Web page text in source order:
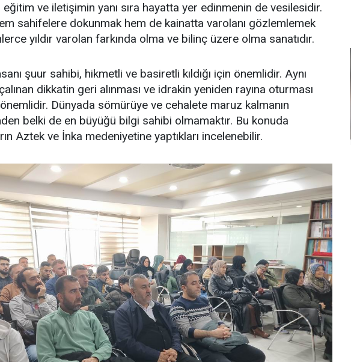
ve iletişimin yanı sıra hayatta yer edinmenin de vesilesidir.
sahifelere dokunmak hem de kainatta varolanı gözlemlemek
yıldır varolan farkında olma ve bilinç üzere olma sanatıdır.
şuur sahibi, hikmetli ve basiretli kıldığı için önemlidir. Aynı
dikkatin geri alınması ve idrakin yeniden rayına oturması
önemlidir. Dünyada sömürüye ve cehalete maruz kalmanın
belki de en büyüğü bilgi sahibi olmamaktır. Bu konuda
Aztek ve İnka medeniyetine yaptıkları incelenebilir.